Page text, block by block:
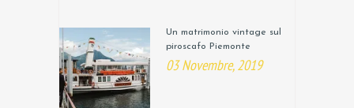
Un matrimonio vintage sul
piroscafo Piemonte
03 Novembre, 2019